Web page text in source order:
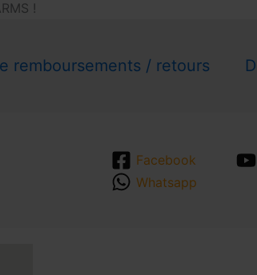
!
remboursements / retours
Facebook
Whatsapp